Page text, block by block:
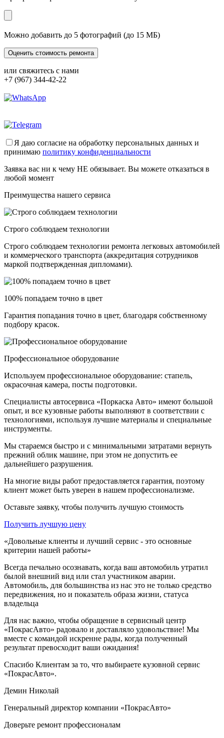
Можно добавить до 5 фотографий (до 15 МБ)
или свяжитесь с нами
+7 (967) 344-42-22
Я даю согласие на обработку персональных данных и
принимаю политику конфиденциальности
Заявка вас ни к чему НЕ обязывает. Вы можете отказаться в
любой момент
Преимущества нашего сервиса
Строго соблюдаем технологии
Строго соблюдаем технологии ремонта легковых автомобилей
и коммерческого транспорта (аккредитация сотрудников
маркой подтвержденная дипломами).
100% попадаем точно в цвет
Гарантия попадания точно в цвет, благодаря собственному
подбору красок.
Профессиональное оборудование
Используем профессиональное оборудование: стапель,
окрасочная камера, посты подготовки.
Специалисты автосервиса «Поркаска Авто» имеют большой
опыт, и все кузовные работы выполняют в соответствии с
технологиями, используя лучшие материалы и специальные
инструменты.
Мы стараемся быстро и с минимальными затратами вернуть
прежний облик машине, при этом не допустить ее
дальнейшего разрушения.
На многие виды работ предоставляется гарантия, поэтому
клиент может быть уверен в нашем профессионализме.
Оставьте заявку, чтобы получить лучшую стоимость
Получить лучшую цену
«Довольные клиенты и лучший сервис - это основные
критерии нашей работы»
Всегда печально осознавать, когда ваш автомобиль утратил
былой внешний вид или стал участником аварии.
Автомобиль, для большинства из нас это не только средство
передвижения, но и показатель образа жизни, статуса
владельца
Для нас важно, чтобы обращение в сервисный центр
«ПокрасАвто» радовало и доставляло удовольствие! Мы
вместе с командой искренне рады, когда полученный
результат превосходит ваши ожидания!
Спасибо Клиентам за то, что выбираете кузовной сервис
«ПокрасАвто».
Демин Николай
Генеральный директор компании «ПокрасАвто»
Доверьте ремонт профессионалам